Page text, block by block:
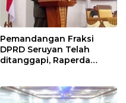
Pemandangan Fraksi
DPRD Seruyan Telah
ditanggapi, Raperda